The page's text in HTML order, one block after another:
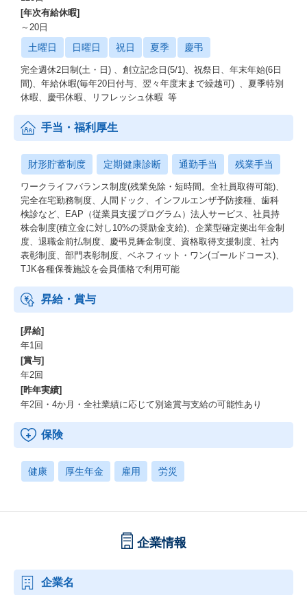
[年次有給休暇]
～20日
土曜日 日曜日 祝日 夏季 慶弔
完全週休2日制(土・日) 、創立記念日(5/1)、祝祭日、年末年始(6日
間)、年給休暇(毎年20日付与、翌々年度末まで繰越可) 、夏季特別
休暇、慶弔休暇、リフレッシュ休暇 等
手当・福利厚生
財形貯蓄制度 定期健康診断 通勤手当 残業手当
ワークライフバランス制度(残業免除・短時間。全社員取得可能)、
完全在宅勤務制度、人間ドック、インフルエンザ予防接種、歯科
検診など、EAP（従業員支援プログラム）法人サービス、社員持
株会制度(積立金に対し10%の奨励金支給)、企業型確定拠出年金制
度、退職金前払制度、慶弔見舞金制度、資格取得支援制度、社内
表彰制度、部門表彰制度、ベネフィット・ワン(ゴールドコース)、
TJK各種保養施設を会員価格で利用可能
昇給・賞与
[昇給]
年1回
[賞与]
年2回
[昨年実績]
年2回・4か月・全社業績に応じて別途賞与支給の可能性あり
保険
健康 厚生年金 雇用 労災
企業情報
企業名